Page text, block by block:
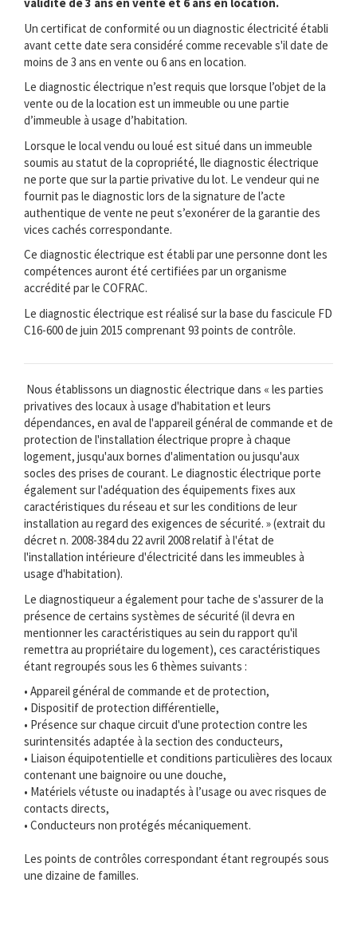
Un certificat de conformité ou un diagnostic électricité établi
avant cette date sera considéré comme recevable s'il date de
moins de 3 ans en vente ou 6 ans en location.
Le diagnostic électrique n’est requis que lorsque l’objet de la
vente ou de la location est un immeuble ou une partie
d’immeuble à usage d’habitation.
Lorsque le local vendu ou loué est situé dans un immeuble
soumis au statut de la copropriété, lle diagnostic électrique
ne porte que sur la partie privative du lot. Le vendeur qui ne
fournit pas le diagnostic lors de la signature de l’acte
authentique de vente ne peut s’exonérer de la garantie des
vices cachés correspondante.
Ce diagnostic électrique est établi par une personne dont les
compétences auront été certifiées par un organisme
accrédité par le COFRAC.
Le diagnostic électrique est réalisé sur la base du fascicule FD
C16-600 de juin 2015 comprenant 93 points de contrôle.
Nous établissons un diagnostic électrique dans « les parties
privatives des locaux à usage d'habitation et leurs
dépendances, en aval de l'appareil général de commande et de
protection de l'installation électrique propre à chaque
logement, jusqu'aux bornes d'alimentation ou jusqu'aux
socles des prises de courant. Le diagnostic électrique porte
également sur l'adéquation des équipements fixes aux
caractéristiques du réseau et sur les conditions de leur
installation au regard des exigences de sécurité. » (extrait du
décret n. 2008-384 du 22 avril 2008 relatif à l'état de
l'installation intérieure d'électricité dans les immeubles à
usage d'habitation).
Le diagnostiqueur a également pour tache de s'assurer de la
présence de certains systèmes de sécurité (il devra en
mentionner les caractéristiques au sein du rapport qu'il
remettra au propriétaire du logement), ces caractéristiques
étant regroupés sous les 6 thèmes suivants :
• Appareil général de commande et de protection,
• Dispositif de protection différentielle,
• Présence sur chaque circuit d'une protection contre les
surintensités adaptée à la section des conducteurs,
• Liaison équipotentielle et conditions particulières des locaux
contenant une baignoire ou une douche,
• Matériels vétuste ou inadaptés à l’usage ou avec risques de
contacts directs,
• Conducteurs non protégés mécaniquement.
Les points de contrôles correspondant étant regroupés sous
une dizaine de familles.